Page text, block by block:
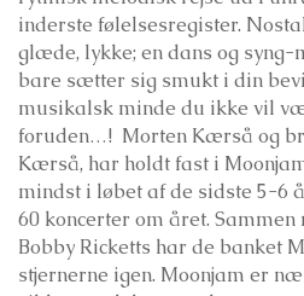
inderste følelsesregister.
glæde, lykke; en dans og syng-
bare sætter sig smukt i din
musikalsk minde du ikke vil
foruden…! Morten Kærså og
Kærså, har holdt fast i
mindst i løbet af de sidste 5-6
60 koncerter om året.
Bobby Ricketts har de banket
stjernerne igen. Moonjam er